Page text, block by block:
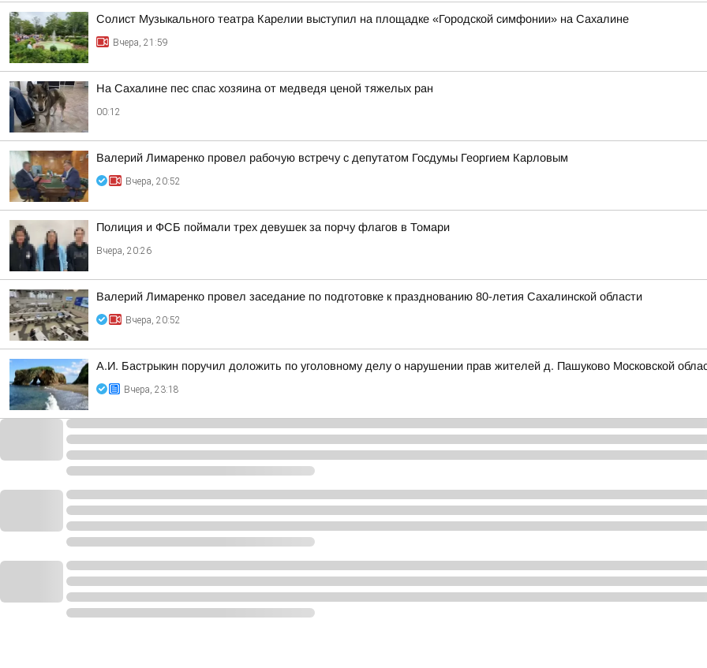
Солист Музыкального театра Карелии выступил на площадке «Городской симфонии» на Сахалине
Вчера, 21:59
На Сахалине пес спас хозяина от медведя ценой тяжелых ран
00:12
Валерий Лимаренко провел рабочую встречу с депутатом Госдумы Георгием Карловым
Вчера, 20:52
Полиция и ФСБ поймали трех девушек за порчу флагов в Томари
Вчера, 20:26
Валерий Лимаренко провел заседание по подготовке к празднованию 80-летия Сахалинской области
Вчера, 20:52
А.И. Бастрыкин поручил доложить по уголовному делу о нарушении прав жителей д. Пашуково Московской
Вчера, 23:18